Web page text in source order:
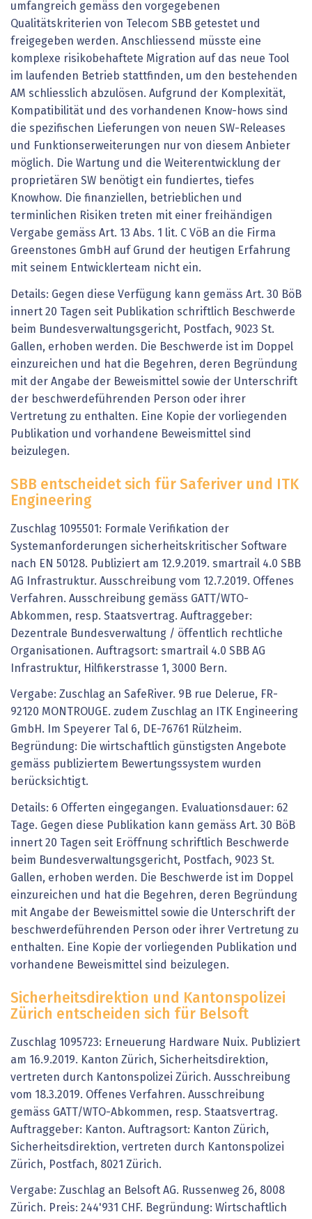
umfangreich gemäss den vorgegebenen
Qualitätskriterien von Telecom SBB getestet und
freigegeben werden. Anschliessend müsste eine
komplexe risikobehaftete Migration auf das neue Tool
im laufenden Betrieb stattfinden, um den bestehenden
AM schliesslich abzulösen. Aufgrund der Komplexität,
Kompatibilität und des vorhandenen Know-hows sind
die spezifischen Lieferungen von neuen SW-Releases
und Funktionserweiterungen nur von diesem Anbieter
möglich. Die Wartung und die Weiterentwicklung der
proprietären SW benötigt ein fundiertes, tiefes
Knowhow. Die finanziellen, betrieblichen und
terminlichen Risiken treten mit einer freihändigen
Vergabe gemäss Art. 13 Abs. 1 lit. C VöB an die Firma
Greenstones GmbH auf Grund der heutigen Erfahrung
mit seinem Entwicklerteam nicht ein.
Details: Gegen diese Verfügung kann gemäss Art. 30 BöB
innert 20 Tagen seit Publikation schriftlich Beschwerde
beim Bundesverwaltungsgericht, Postfach, 9023 St.
Gallen, erhoben werden. Die Beschwerde ist im Doppel
einzureichen und hat die Begehren, deren Begründung
mit der Angabe der Beweismittel sowie der Unterschrift
der beschwerdeführenden Person oder ihrer
Vertretung zu enthalten. Eine Kopie der vorliegenden
Publikation und vorhandene Beweismittel sind
beizulegen.
SBB entscheidet sich für Saferiver und ITK
Engineering
Zuschlag 1095501: Formale Verifikation der
Systemanforderungen sicherheitskritischer Software
nach EN 50128. Publiziert am 12.9.2019. smartrail 4.0 SBB
AG Infrastruktur. Ausschreibung vom 12.7.2019. Offenes
Verfahren. Ausschreibung gemäss GATT/WTO-
Abkommen, resp. Staatsvertrag. Auftraggeber:
Dezentrale Bundesverwaltung / öffentlich rechtliche
Organisationen. Auftragsort: smartrail 4.0 SBB AG
Infrastruktur, Hilfikerstrasse 1, 3000 Bern.
Vergabe: Zuschlag an SafeRiver. 9B rue Delerue, FR-
92120 MONTROUGE. zudem Zuschlag an ITK Engineering
GmbH. Im Speyerer Tal 6, DE-76761 Rülzheim.
Begründung: Die wirtschaftlich günstigsten Angebote
gemäss publiziertem Bewertungssystem wurden
berücksichtigt.
Details: 6 Offerten eingegangen. Evaluationsdauer: 62
Tage. Gegen diese Publikation kann gemäss Art. 30 BöB
innert 20 Tagen seit Eröffnung schriftlich Beschwerde
beim Bundesverwaltungsgericht, Postfach, 9023 St.
Gallen, erhoben werden. Die Beschwerde ist im Doppel
einzureichen und hat die Begehren, deren Begründung
mit Angabe der Beweismittel sowie die Unterschrift der
beschwerdeführenden Person oder ihrer Vertretung zu
enthalten. Eine Kopie der vorliegenden Publikation und
vorhandene Beweismittel sind beizulegen.
Sicherheitsdirektion und Kantonspolizei
Zürich entscheiden sich für Belsoft
Zuschlag 1095723: Erneuerung Hardware Nuix. Publiziert
am 16.9.2019. Kanton Zürich, Sicherheitsdirektion,
vertreten durch Kantonspolizei Zürich. Ausschreibung
vom 18.3.2019. Offenes Verfahren. Ausschreibung
gemäss GATT/WTO-Abkommen, resp. Staatsvertrag.
Auftraggeber: Kanton. Auftragsort: Kanton Zürich,
Sicherheitsdirektion, vertreten durch Kantonspolizei
Zürich, Postfach, 8021 Zürich.
Vergabe: Zuschlag an Belsoft AG. Russenweg 26, 8008
Zürich. Preis: 244'931 CHF. Begründung: Wirtschaftlich